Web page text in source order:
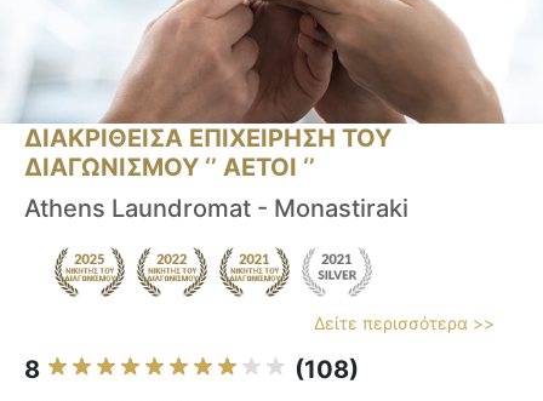
ΔΙΑΚΡΙΘΕΙΣΑ ΕΠΙΧΕΙΡΗΣΗ ΤΟΥ
ΔΙΑΓΩΝΙΣΜΟΥ ‘’ ΑΕΤΟΙ ‘’
Athens Laundromat - Monastiraki
Δείτε περισσότερα >>
8 (108)